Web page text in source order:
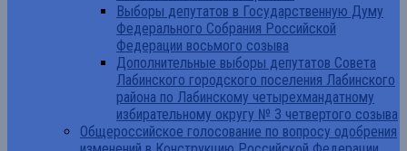
Выборы депутатов в Государственную Думу
Федерального Собрания Российской
Федерации восьмого созыва
Дополнительные выборы депутатов Совета
Лабинского городского поселения Лабинского
района по Лабинскому четырехмандатному
избирательному округу № 3 четвертого созыва
Общероссийское голосование по вопросу одобрения